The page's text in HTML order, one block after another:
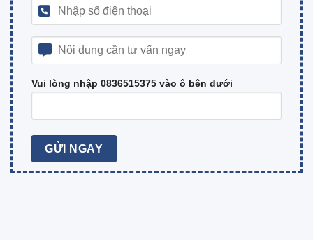
Vui lòng nhập 0836515375 vào ô bên dưới